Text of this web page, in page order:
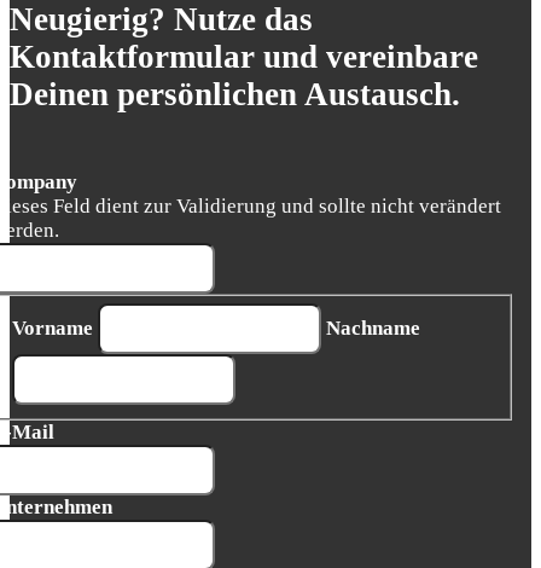
Neugierig? Nutze das
Kontaktformular und vereinbare
Deinen persönlichen Austausch.
Feld dient zur Validierung und sollte nicht verändert
Vorname Nachname
Mail